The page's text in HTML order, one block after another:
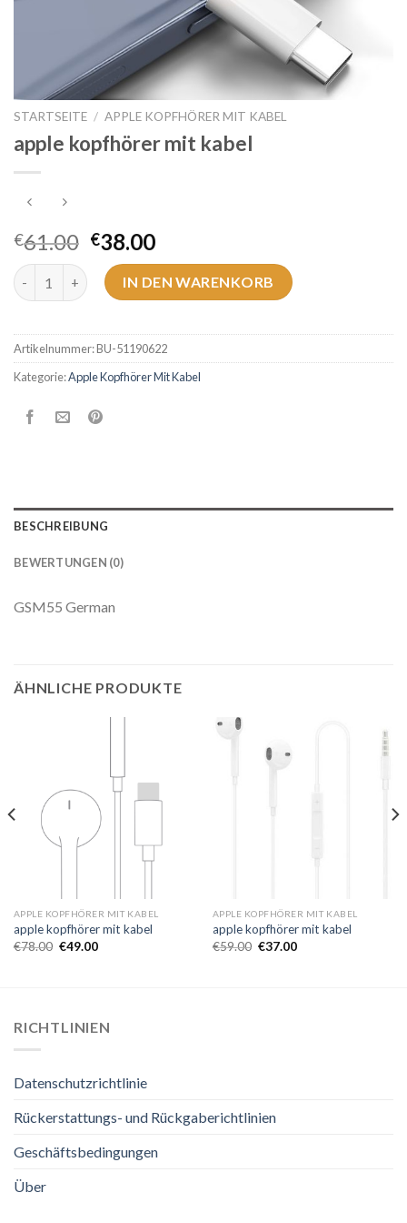
STARTSEITE / APPLE KOPFHÖRER MIT KABEL
apple kopfhörer mit kabel
€61.00 €38.00
apple kopfhörer mit kabel Menge
IN DEN WARENKORB
Artikelnummer:BU-51190622
Kategorie:Apple Kopfhörer Mit Kabel
BESCHREIBUNG
BEWERTUNGEN (0)
GSM55 German
ÄHNLICHE PRODUKTE
APPLE KOPFHÖRER MIT KABEL
apple kopfhörer mit kabel
€78.00 €49.00
APPLE KOPFHÖRER MIT KABEL
apple kopfhörer mit kabel
€59.00 €37.00
RICHTLINIEN
Datenschutzrichtlinie
Rückerstattungs- und Rückgaberichtlinien
Geschäftsbedingungen
Über